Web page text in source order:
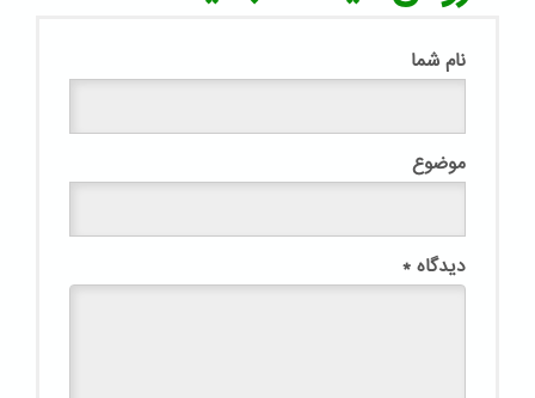
نام شما
موضوع
دیدگاه *